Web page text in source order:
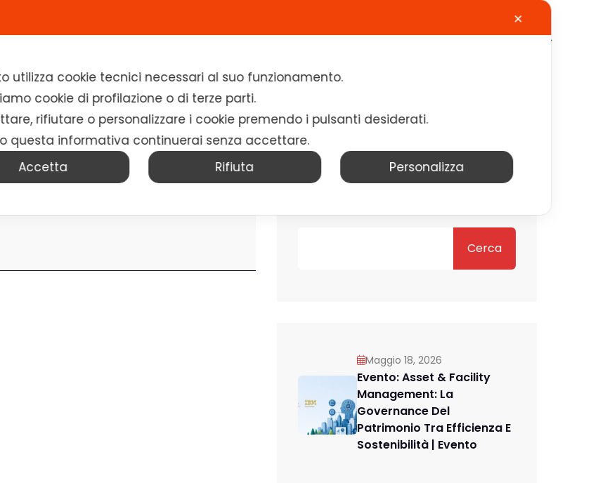
Home Chi siamo Soluzioni News Calendario Contatti Lavora con noi
Cerca
Maggio 18, 2026
Evento: Asset & Facility
Management: La
Governance Del
Patrimonio Tra Efficienza E
Sostenibilità | Evento
✕
utilizza cookie tecnici necessari al suo funzionamento.
cookie di profilazione o di terze parti.
rifiutare o personalizzare i cookie premendo i pulsanti desiderati.
questa informativa continuerai senza accettare.
Accetta
Rifiuta Personalizza